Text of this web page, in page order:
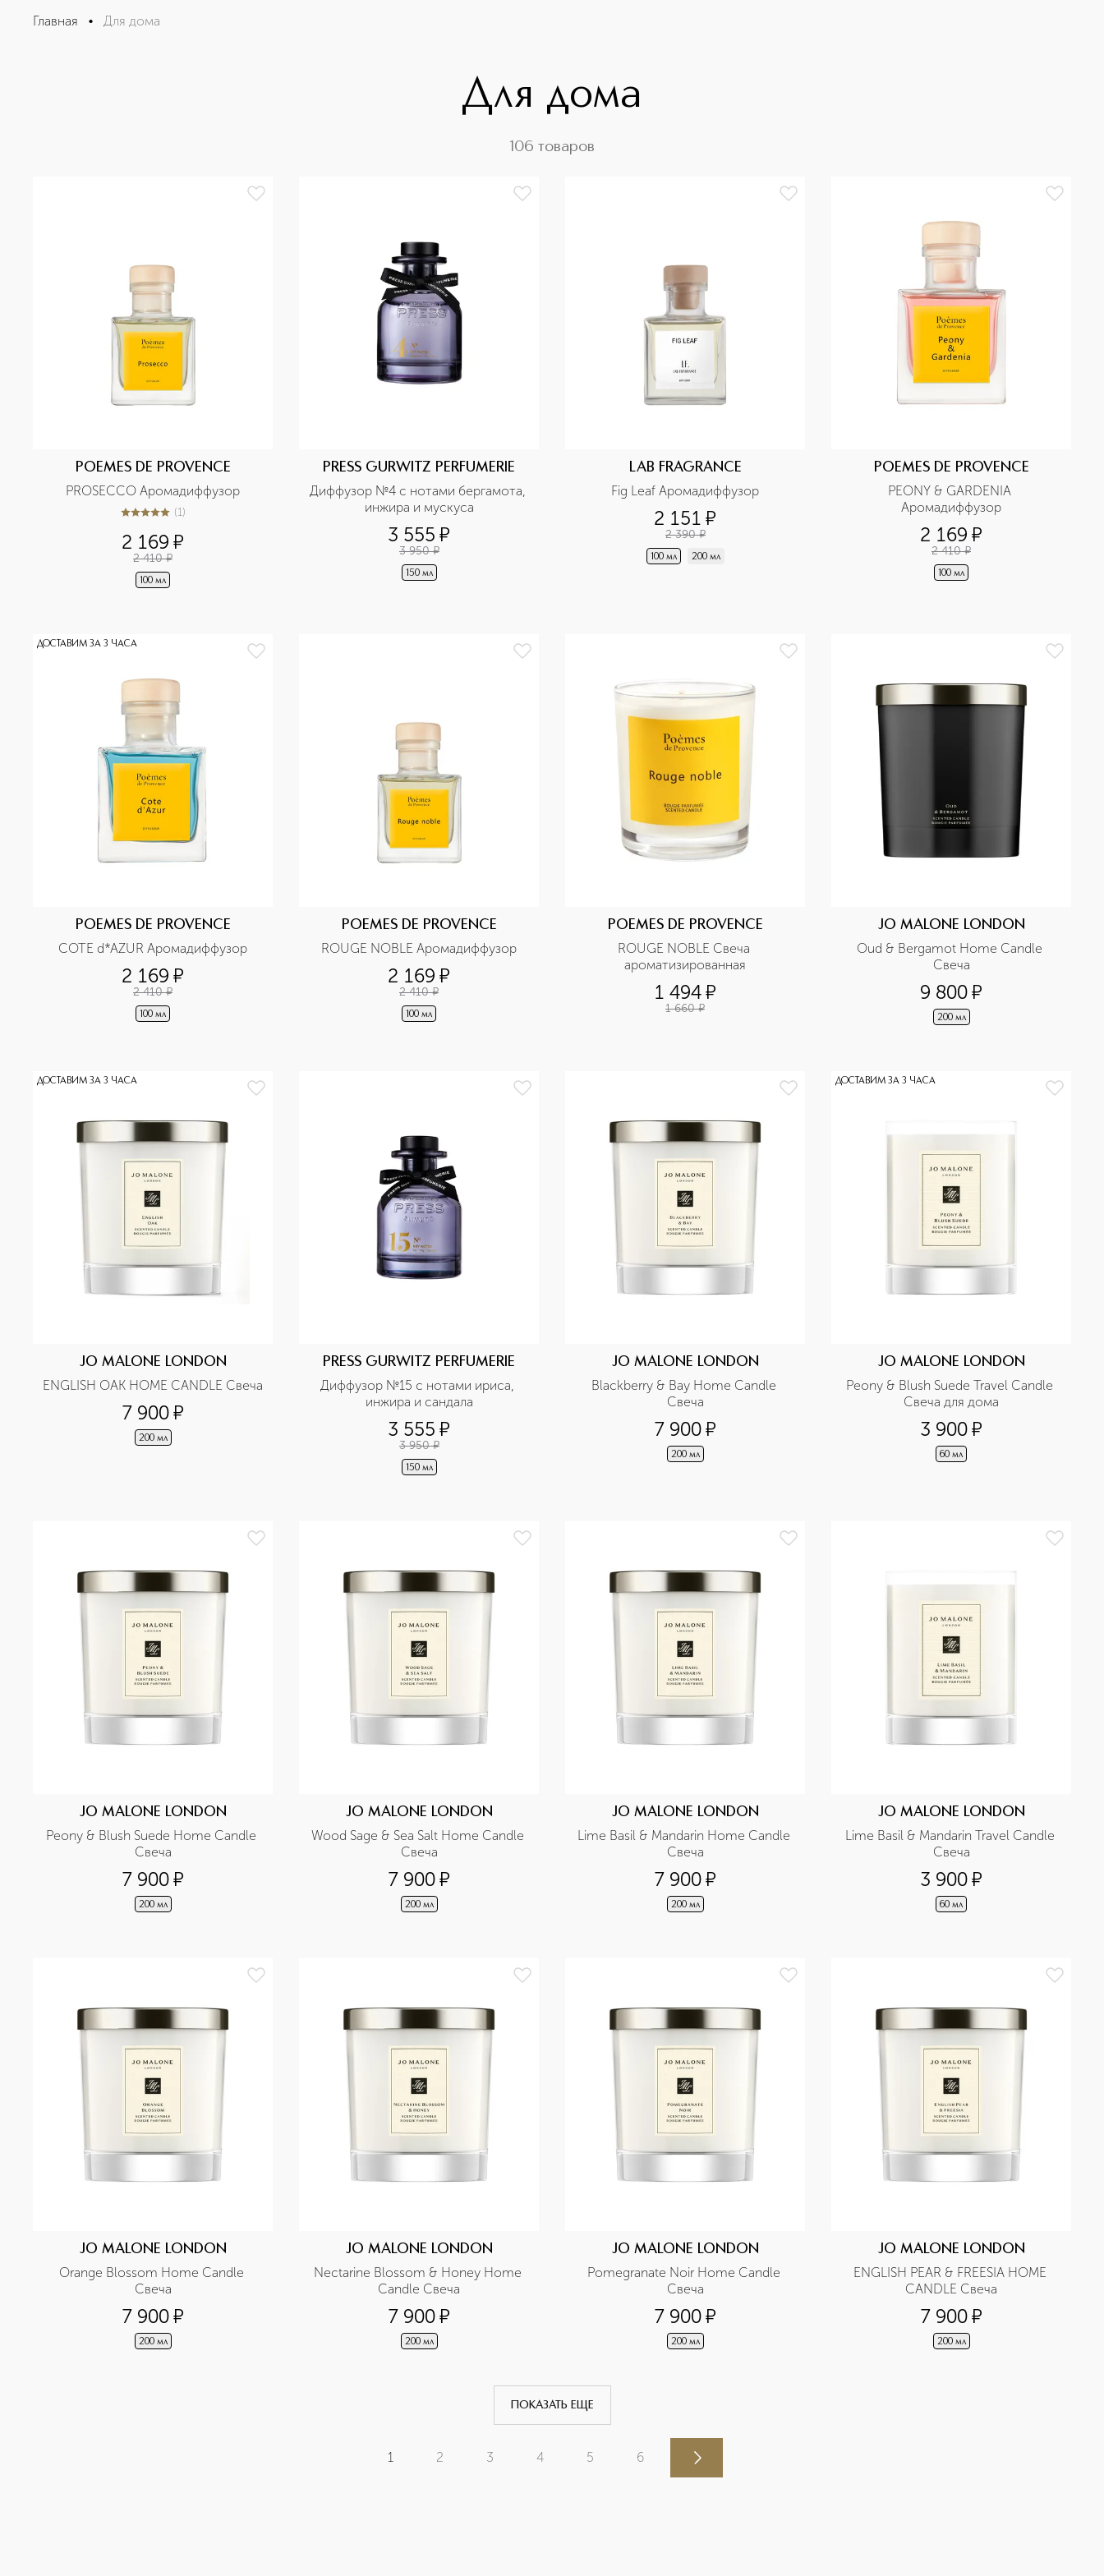
Главная • Для дома
Для дома
106 товаров
POEMES DE PROVENCE
PROSECCO Аромадиффузор
5из 51 (1)
2 169 ¤
2 410 ¤
100 мл
PRESS GURWITZ PERFUMERIE
Диффузор №4 с нотами бергамота,
инжира и мускуса
3 555 ¤
3 950 ¤
150 мл
LAB FRAGRANCE
Fig Leaf Аромадиффузор
2 151 ¤
2 390 ¤
100 мл 200 мл
POEMES DE PROVENCE
PEONY & GARDENIA
Аромадиффузор
2 169 ¤
2 410 ¤
100 мл
ДОСТАВИМ ЗА 3 ЧАСА
POEMES DE PROVENCE
COTE d*AZUR Аромадиффузор
2 169 ¤
2 410 ¤
100 мл
POEMES DE PROVENCE
ROUGE NOBLE Аромадиффузор
2 169 ¤
2 410 ¤
100 мл
POEMES DE PROVENCE
ROUGE NOBLE Свеча
ароматизированная
1 494¤
1 660 ¤
JO MALONE LONDON
Oud & Bergamot Home Candle
Свеча
9 800¤
200 мл
ДОСТАВИМ ЗА 3 ЧАСА
JO MALONE LONDON
ENGLISH OAK HOME CANDLE Свеча
7 900¤
200 мл
PRESS GURWITZ PERFUMERIE
Диффузор №15 с нотами ириса,
инжира и сандала
3 555 ¤
3 950 ¤
150 мл
JO MALONE LONDON
Blackberry & Bay Home Candle
Свеча
7 900¤
200 мл
ДОСТАВИМ ЗА 3 ЧАСА
JO MALONE LONDON
Peony & Blush Suede Travel Candle
Свеча для дома
3 900¤
60 мл
JO MALONE LONDON
Peony & Blush Suede Home Candle
Свеча
7 900¤
200 мл
JO MALONE LONDON
Wood Sage & Sea Salt Home Candle
Свеча
7 900¤
200 мл
JO MALONE LONDON
Lime Basil & Mandarin Home Candle
Свеча
7 900¤
200 мл
JO MALONE LONDON
Lime Basil & Mandarin Travel Candle
Свеча
3 900¤
60 мл
JO MALONE LONDON
Orange Blossom Home Candle
Свеча
7 900¤
200 мл
JO MALONE LONDON
Nectarine Blossom & Honey Home
Candle Свеча
7 900¤
200 мл
JO MALONE LONDON
Pomegranate Noir Home Candle
Свеча
7 900¤
200 мл
JO MALONE LONDON
ENGLISH PEAR & FREESIA HOME
CANDLE Свеча
7 900¤
200 мл
ПОКАЗАТЬ ЕЩЕ
1 2 3 4 5 6